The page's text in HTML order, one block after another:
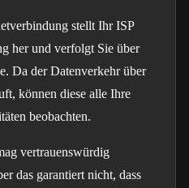
stellt Ihr ISP
her und verfolgt Sie über
Da der Datenverkehr über
können diese alle Ihre
beobachten.
vertrauenswürdig
das garantiert nicht, dass